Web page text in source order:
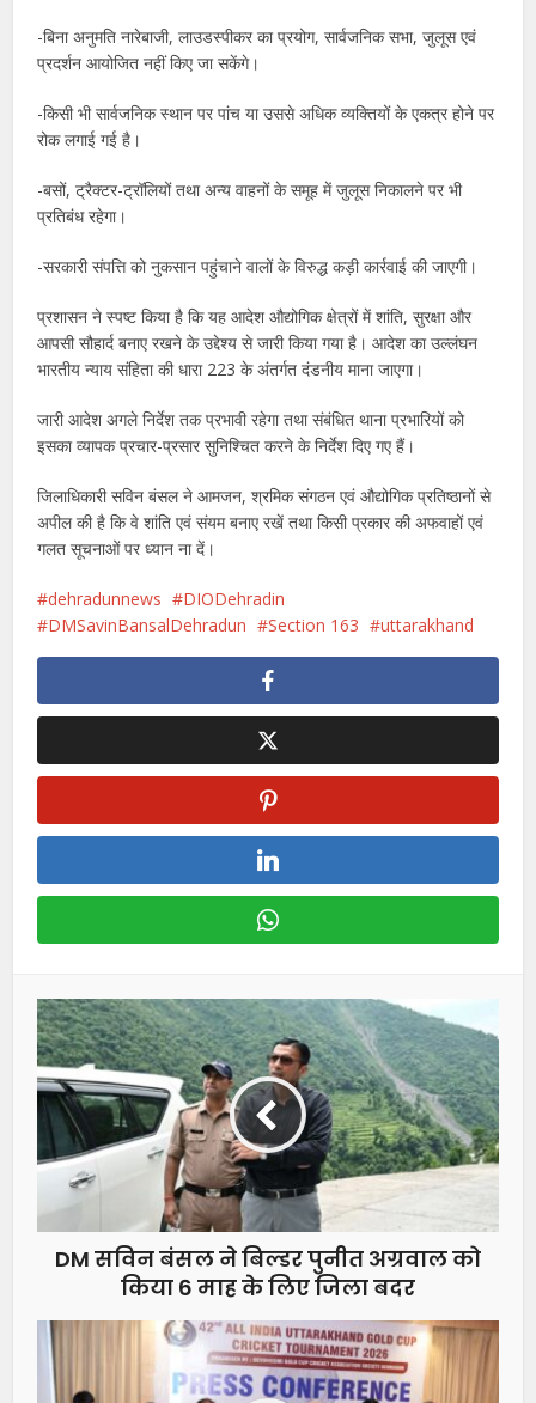
-बिना अनुमति नारेबाजी, लाउडस्पीकर का प्रयोग, सार्वजनिक सभा, जुलूस एवं
प्रदर्शन आयोजित नहीं किए जा सकेंगे।
-किसी भी सार्वजनिक स्थान पर पांच या उससे अधिक व्यक्तियों के एकत्र होने पर
रोक लगाई गई है।
-बसों, ट्रैक्टर-ट्रॉलियों तथा अन्य वाहनों के समूह में जुलूस निकालने पर भी
प्रतिबंध रहेगा।
-सरकारी संपत्ति को नुकसान पहुंचाने वालों के विरुद्ध कड़ी कार्रवाई की जाएगी।
प्रशासन ने स्पष्ट किया है कि यह आदेश औद्योगिक क्षेत्रों में शांति, सुरक्षा और
आपसी सौहार्द बनाए रखने के उद्देश्य से जारी किया गया है। आदेश का उल्लंघन
भारतीय न्याय संहिता की धारा 223 के अंतर्गत दंडनीय माना जाएगा।
जारी आदेश अगले निर्देश तक प्रभावी रहेगा तथा संबंधित थाना प्रभारियों को
इसका व्यापक प्रचार-प्रसार सुनिश्चित करने के निर्देश दिए गए हैं।
जिलाधिकारी सविन बंसल ने आमजन, श्रमिक संगठन एवं औद्योगिक प्रतिष्ठानों से
अपील की है कि वे शांति एवं संयम बनाए रखें तथा किसी प्रकार की अफवाहों एवं
गलत सूचनाओं पर ध्यान ना दें।
dehradunnews
DIODehradin
DMSavinBansalDehradun
Section 163 uttarakhand
DM सविन बंसल ने बिल्डर पुनीत अग्रवाल को
किया 6 माह के लिए जिला बदर